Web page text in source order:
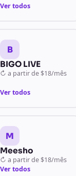
Ver todos
B
BIGO LIVE
↻ a partir de $18/mês
Ver todos
M
Meesho
↻ a partir de $18/mês
Ver todos